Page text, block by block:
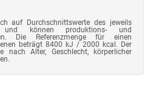
auf Durchschnittswerte des jeweils
und können produktions- und
Die Referenzmenge für einen
beträgt 8400 kJ / 2000 kcal. Der
nach Alter, Geschlecht, körperlicher